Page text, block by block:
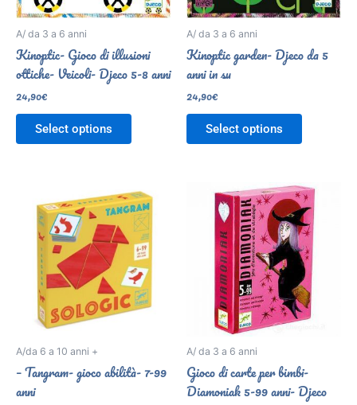
A/ da 3 a 6 anni
Kinoptic- Gioco di illusioni
ottiche- Veicoli- Djeco 5-8 anni
24,90€
Select options
A/ da 3 a 6 anni
Kinoptic garden- Djeco da 5
anni in su
24,90€
Select options
A/da 6 a 10 anni +
– Tangram- gioco abilità- 7-99
anni
A/ da 3 a 6 anni
Gioco di carte per bimbi-
Diamoniak 5-99 anni- Djeco